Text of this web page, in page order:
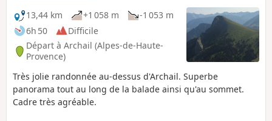
13,44 km
+1 058 m
-1 053 m
6h 50
Difficile
Départ à Archail (Alpes-de-Haute-
Provence)
Très jolie randonnée au-dessus d'Archail. Superbe
panorama tout au long de la balade ainsi qu'au sommet.
Cadre très agréable.